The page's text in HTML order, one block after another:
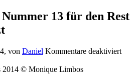
13 für den Rest
, von Daniel Kommentare deaktiviertfür
2014 © Monique Limbos